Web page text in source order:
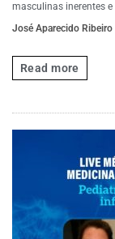
masculinas inerentes
José Aparecido Ribeiro
Read more